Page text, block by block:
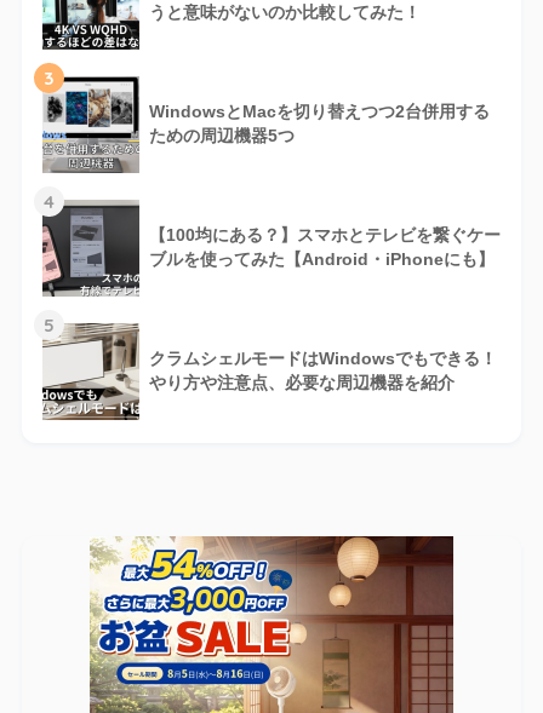
うと意味がないのか比較してみた！
3
WindowsとMacを切り替えつつ2台併用する
ための周辺機器5つ
4
【100均にある？】スマホとテレビを繋ぐケー
ブルを使ってみた【Android・iPhoneにも】
5
クラムシェルモードはWindowsでもできる！
やり方や注意点、必要な周辺機器を紹介